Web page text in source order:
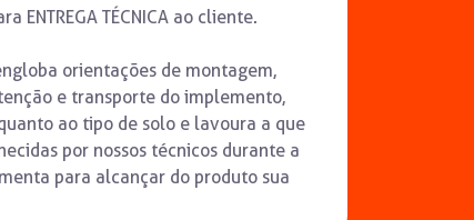
ENTREGA TÉCNICA ao cliente.
orientações de montagem,
e transporte do implemento,
ao tipo de solo e lavoura a que
por nossos técnicos durante a
para alcançar do produto sua